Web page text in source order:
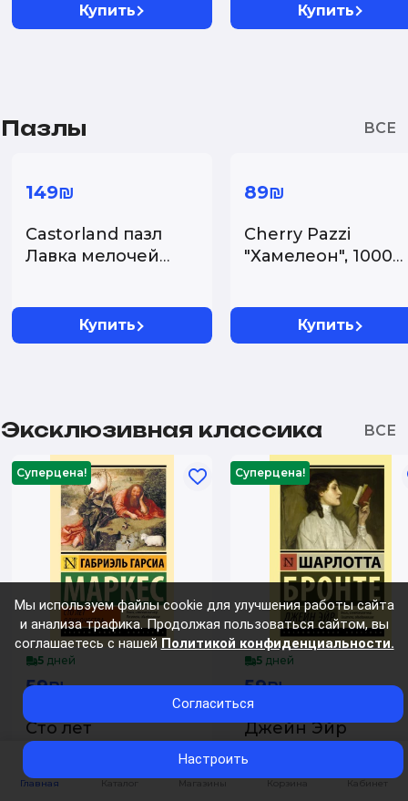
Купить Купить
Пазлы
149₪
Castorland пазл
Лавка мелочей
Купить
89₪
Cherry Pazzi
"Хамелеон", 1000
Купить
Эксклюзивная классика
Суперцена!
5 дней
59₪
Сто лет
одиночества
Габриэль Гарсиа Маркес
Суперцена!
5 дней
59₪
Джейн Эйр
Шарлотта Бронте
Главная
Мы используем файлы cookie для улучшения работы сайта
и анализа трафика. Продолжая пользоваться сайтом, вы
соглашаетесь с нашей Политикой конфиденциальности.
Согласиться
Настроить